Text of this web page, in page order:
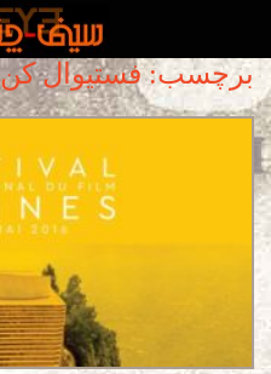
برچسب: فستیوال کن